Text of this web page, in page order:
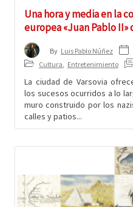
Una hora y media en la
europea «Juan Pablo II»
By Luis Pablo Núñez
Cultura
Entretenimiento
La ciudad de Varsovia
los sucesos ocurridos a lo
muro construido por los
calles y patios...